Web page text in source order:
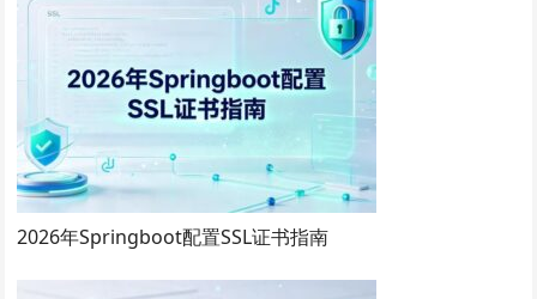
2026年Springboot配置SSL证书指南